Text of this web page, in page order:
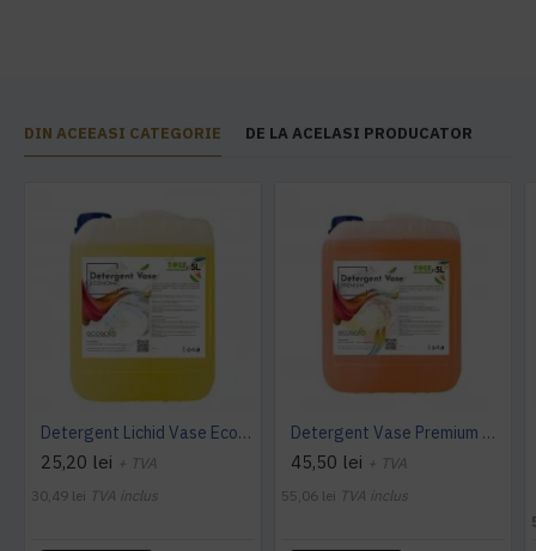
DIN ACEEASI CATEGORIE DE LA ACELASI PRODUCATOR
Detergent Lichid Vase Economic, Manual, 5L, AQAS
25,20 lei + TVA
30,49 lei TVA inclus
Detergent Vase Premium Manual 5L Canistra AQAS
45,50 lei + TVA
55,06 lei TVA inclus